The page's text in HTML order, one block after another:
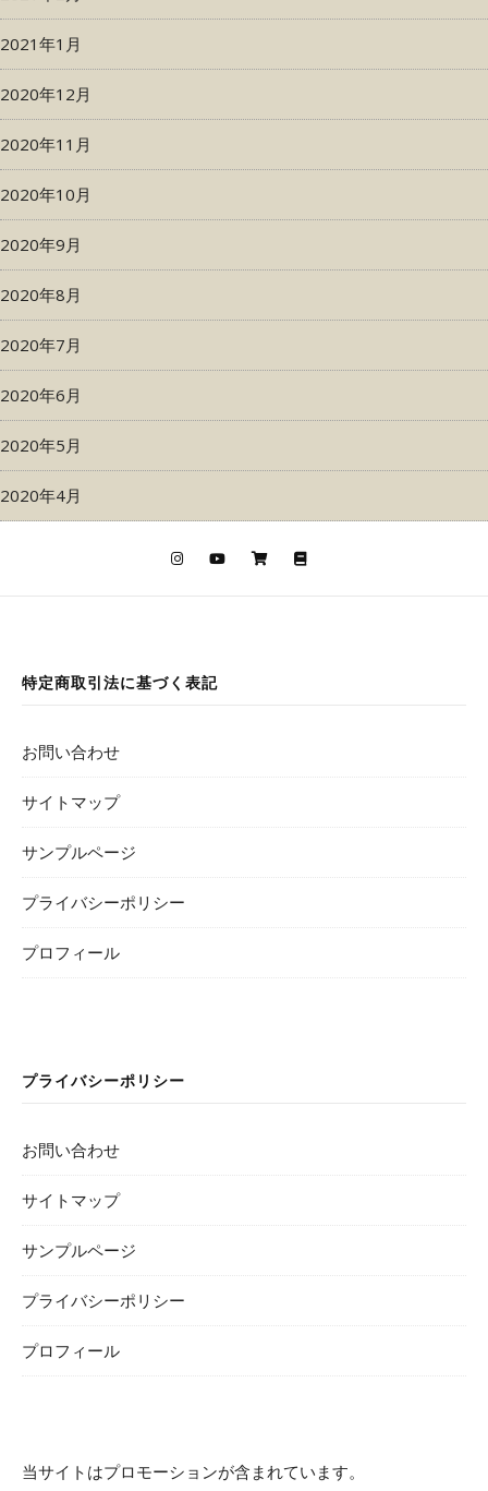
2021年1月
2020年12月
2020年11月
2020年10月
2020年9月
2020年8月
2020年7月
2020年6月
2020年5月
2020年4月
特定商取引法に基づく表記
お問い合わせ
サイトマップ
サンプルページ
プライバシーポリシー
プロフィール
プライバシーポリシー
お問い合わせ
サイトマップ
サンプルページ
プライバシーポリシー
プロフィール
当サイトはプロモーションが含まれています。